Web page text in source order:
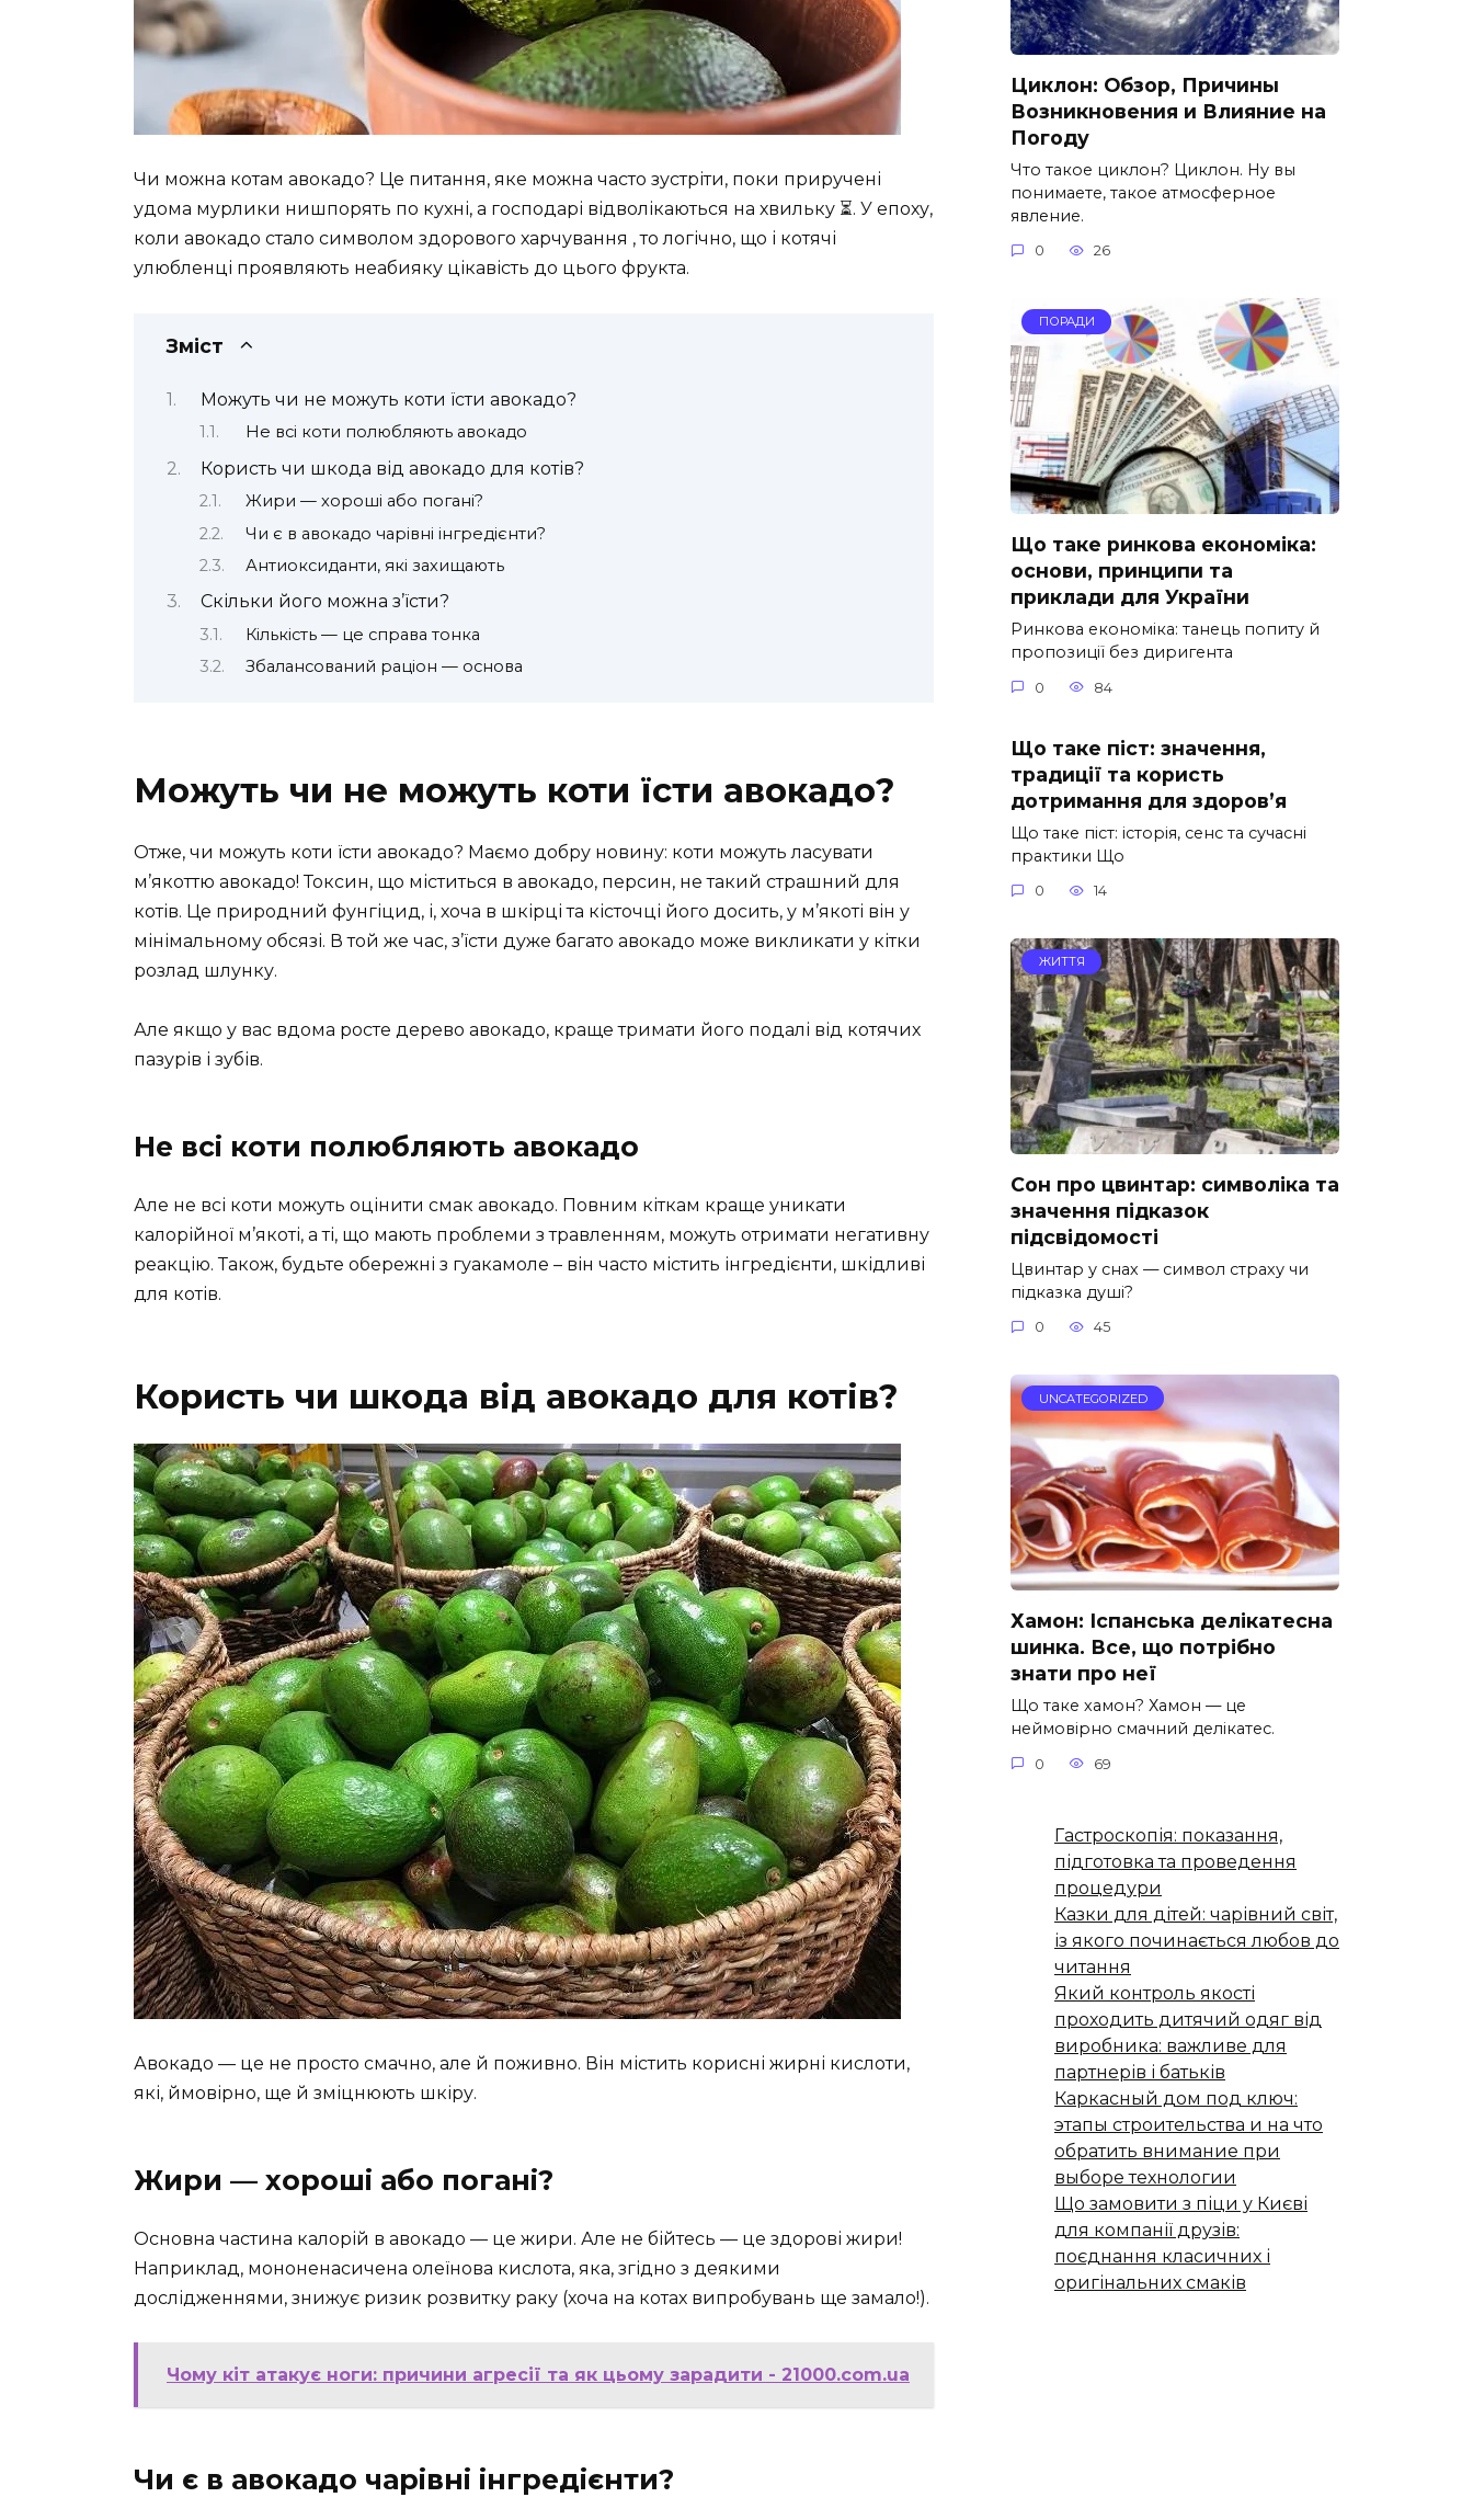
Чи можна котам авокадо? Це питання, яке можна часто зустріти, поки приручені
удома мурлики нишпорять по кухні, а господарі відволікаються на хвильку ⏳. У епоху,
коли авокадо стало символом здорового харчування , то логічно, що і котячі
улюбленці проявляють неабияку цікавість до цього фрукта.
Зміст
Можуть чи не можуть коти їсти авокадо?
Не всі коти полюбляють авокадо
Користь чи шкода від авокадо для котів?
Жири — хороші або погані?
Чи є в авокадо чарівні інгредієнти?
Антиоксиданти, які захищають
Скільки його можна з’їсти?
Кількість — це справа тонка
Збалансований раціон — основа
Можуть чи не можуть коти їсти авокадо?
Отже, чи можуть коти їсти авокадо? Маємо добру новину: коти можуть ласувати
м’якоттю авокадо! Токсин, що міститься в авокадо, персин, не такий страшний для
котів. Це природний фунгіцид, і, хоча в шкірці та кісточці його досить, у м’якоті він у
мінімальному обсязі. В той же час, з’їсти дуже багато авокадо може викликати у кітки
розлад шлунку.
Але якщо у вас вдома росте дерево авокадо, краще тримати його подалі від котячих
пазурів і зубів.
Не всі коти полюбляють авокадо
Але не всі коти можуть оцінити смак авокадо. Повним кіткам краще уникати
калорійної м’якоті, а ті, що мають проблеми з травленням, можуть отримати негативну
реакцію. Також, будьте обережні з гуакамоле – він часто містить інгредієнти, шкідливі
для котів.
Користь чи шкода від авокадо для котів?
Авокадо — це не просто смачно, але й поживно. Він містить корисні жирні кислоти,
які, ймовірно, ще й зміцнюють шкіру.
Жири — хороші або погані?
Основна частина калорій в авокадо — це жири. Але не бійтесь — це здорові жири!
Наприклад, мононенасичена олеїнова кислота, яка, згідно з деякими
дослідженнями, знижує ризик розвитку раку (хоча на котах випробувань ще замало!).
Чому кіт атакує ноги: причини агресії та як цьому зарадити - 21000.com.ua
Чи є в авокадо чарівні інгредієнти?
Циклон: Обзор, Причины
Возникновения и Влияние на
Погоду
Что такое циклон? Циклон. Ну вы
понимаете, такое атмосферное
явление.
0 26
ПОРАДИ
Що таке ринкова економіка:
основи, принципи та
приклади для України
Ринкова економіка: танець попиту й
пропозиції без диригента
0 84
Що таке піст: значення,
традиції та користь
дотримання для здоров’я
Що таке піст: історія, сенс та сучасні
практики Що
0 14
ЖИТТЯ
Сон про цвинтар: символіка та
значення підказок
підсвідомості
Цвинтар у снах — символ страху чи
підказка душі?
0 45
UNCATEGORIZED
Хамон: Іспанська делікатесна
шинка. Все, що потрібно
знати про неї
Що таке хамон? Хамон — це
неймовірно смачний делікатес.
0 69
Гастроскопія: показання,
підготовка та проведення
процедури
Казки для дітей: чарівний світ,
із якого починається любов до
читання
Який контроль якості
проходить дитячий одяг від
виробника: важливе для
партнерів і батьків
Каркасный дом под ключ:
этапы строительства и на что
обратить внимание при
выборе технологии
Що замовити з піци у Києві
для компанії друзів:
поєднання класичних і
оригінальних смаків